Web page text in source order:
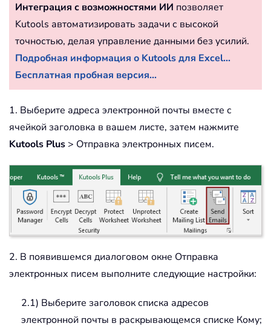
Интеграция с возможностями ИИ позволяет
Kutools автоматизировать задачи с высокой
точностью, делая управление данными без усилий.
Подробная информация о Kutools для Excel...
Бесплатная пробная версия...
1. Выберите адреса электронной почты вместе с
ячейкой заголовка в вашем листе, затем нажмите
Kutools Plus > Отправка электронных писем.
2. В появившемся диалоговом окне Отправка
электронных писем выполните следующие настройки:
2.1) Выберите заголовок списка адресов
электронной почты в раскрывающемся списке Кому;